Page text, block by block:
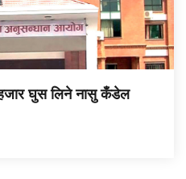
हजार घुस लिने नासु कँडेल